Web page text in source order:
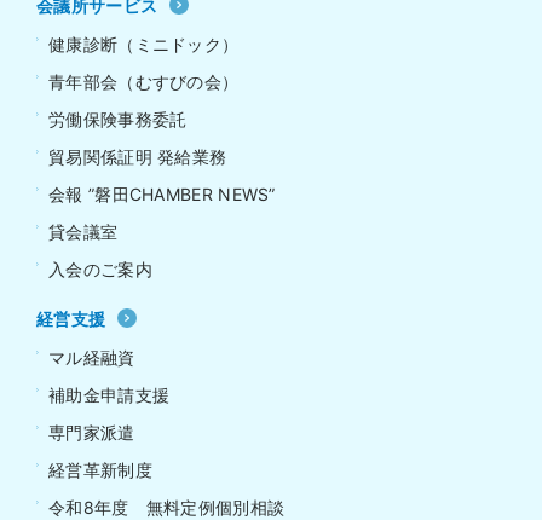
会議所サービス
健康診断（ミニドック）
青年部会（むすびの会）
労働保険事務委託
貿易関係証明 発給業務
会報 ”磐田CHAMBER NEWS”
貸会議室
入会のご案内
経営支援
マル経融資
補助金申請支援
専門家派遣
経営革新制度
令和8年度 無料定例個別相談